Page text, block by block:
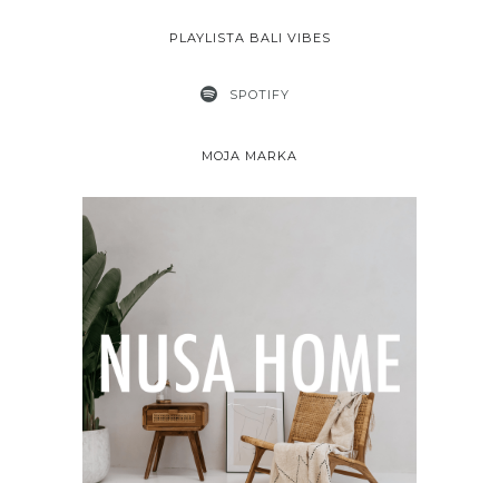
PLAYLISTA BALI VIBES
SPOTIFY
MOJA MARKA